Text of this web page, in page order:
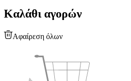
Καλάθι αγορών
Αφαίρεση όλων